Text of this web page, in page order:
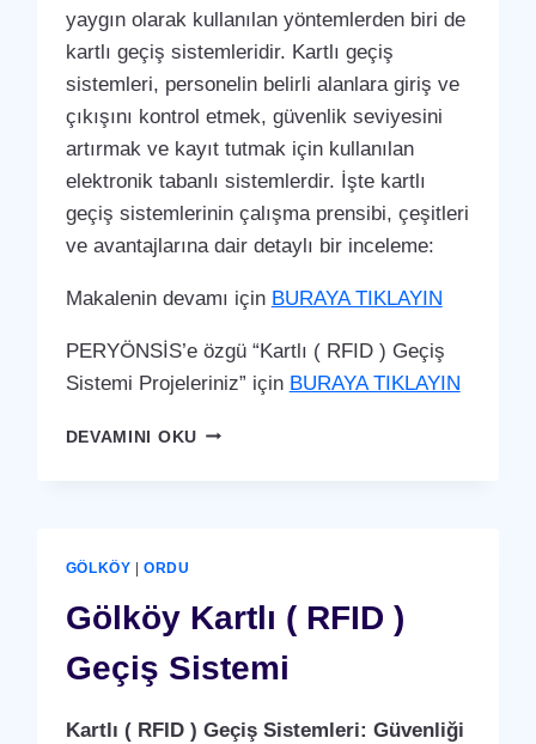
yaygın olarak kullanılan yöntemlerden biri de
kartlı geçiş sistemleridir. Kartlı geçiş
sistemleri, personelin belirli alanlara giriş ve
çıkışını kontrol etmek, güvenlik seviyesini
artırmak ve kayıt tutmak için kullanılan
elektronik tabanlı sistemlerdir. İşte kartlı
geçiş sistemlerinin çalışma prensibi, çeşitleri
ve avantajlarına dair detaylı bir inceleme:
Makalenin devamı için BURAYA TIKLAYIN
PERYÖNSİS’e özgü “Kartlı ( RFID ) Geçiş
Sistemi Projeleriniz” için BURAYA TIKLAYIN
DEVAMINI OKUİKIZCE
GÖLKÖY |ORDU
Gölköy Kartlı ( RFID )
Geçiş Sistemi
Kartlı ( RFID ) Geçiş Sistemleri: Güvenliği